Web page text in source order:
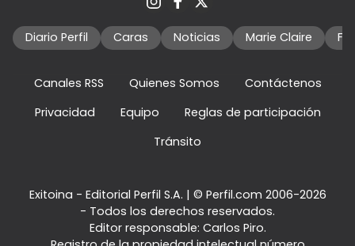
Diario Perfil Caras Noticias Marie Claire
Canales RSS Quienes Somos
Contáctenos
Privacidad
Equipo
Reglas de participación
Tránsito
Exitoina - Editorial Perfil S.A. | © Perfil.com 2006-2026
- Todos los derechos reservados.
Editor responsable: Carlos Piro.